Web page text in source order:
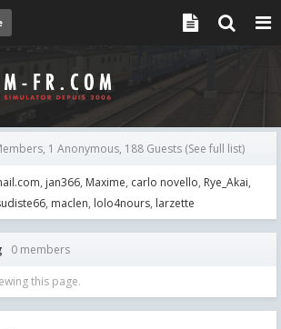
1 Anonymous, 188 Guests (See full list)
jan366 Maxime carlo novello Rye_Akai
maclen lolo4nours larzette
0 members
this page.